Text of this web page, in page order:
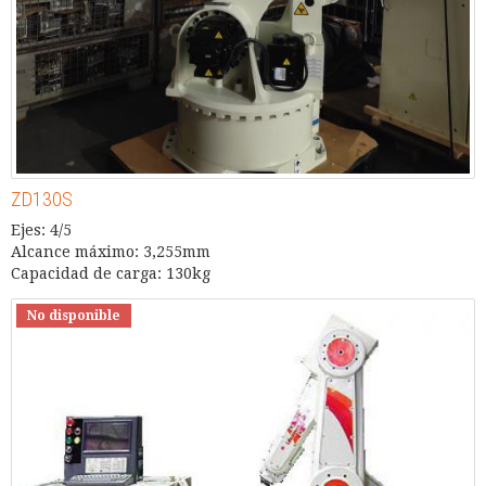
ZD130S
Ejes: 4/5
Alcance máximo: 3,255mm
Capacidad de carga: 130kg
No disponible